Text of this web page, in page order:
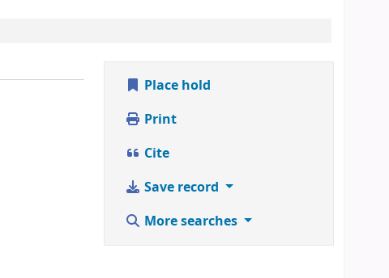
Place hold
Print
Cite
Save record
More searches